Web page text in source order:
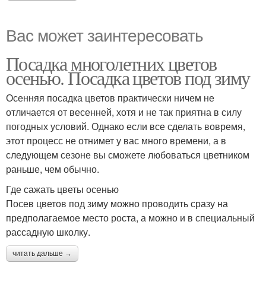
Вас может заинтересовать
Посадка многолетних цветов
осенью. Посадка цветов под зиму
Осенняя посадка цветов практически ничем не
отличается от весенней, хотя и не так приятна в силу
погодных условий. Однако если все сделать вовремя,
этот процесс не отнимет у вас много времени, а в
следующем сезоне вы сможете любоваться цветником
раньше, чем обычно.
Где сажать цветы осенью
Посев цветов под зиму можно проводить сразу на
предполагаемое место роста, а можно и в специальный
рассадную школку.
читать дальше →